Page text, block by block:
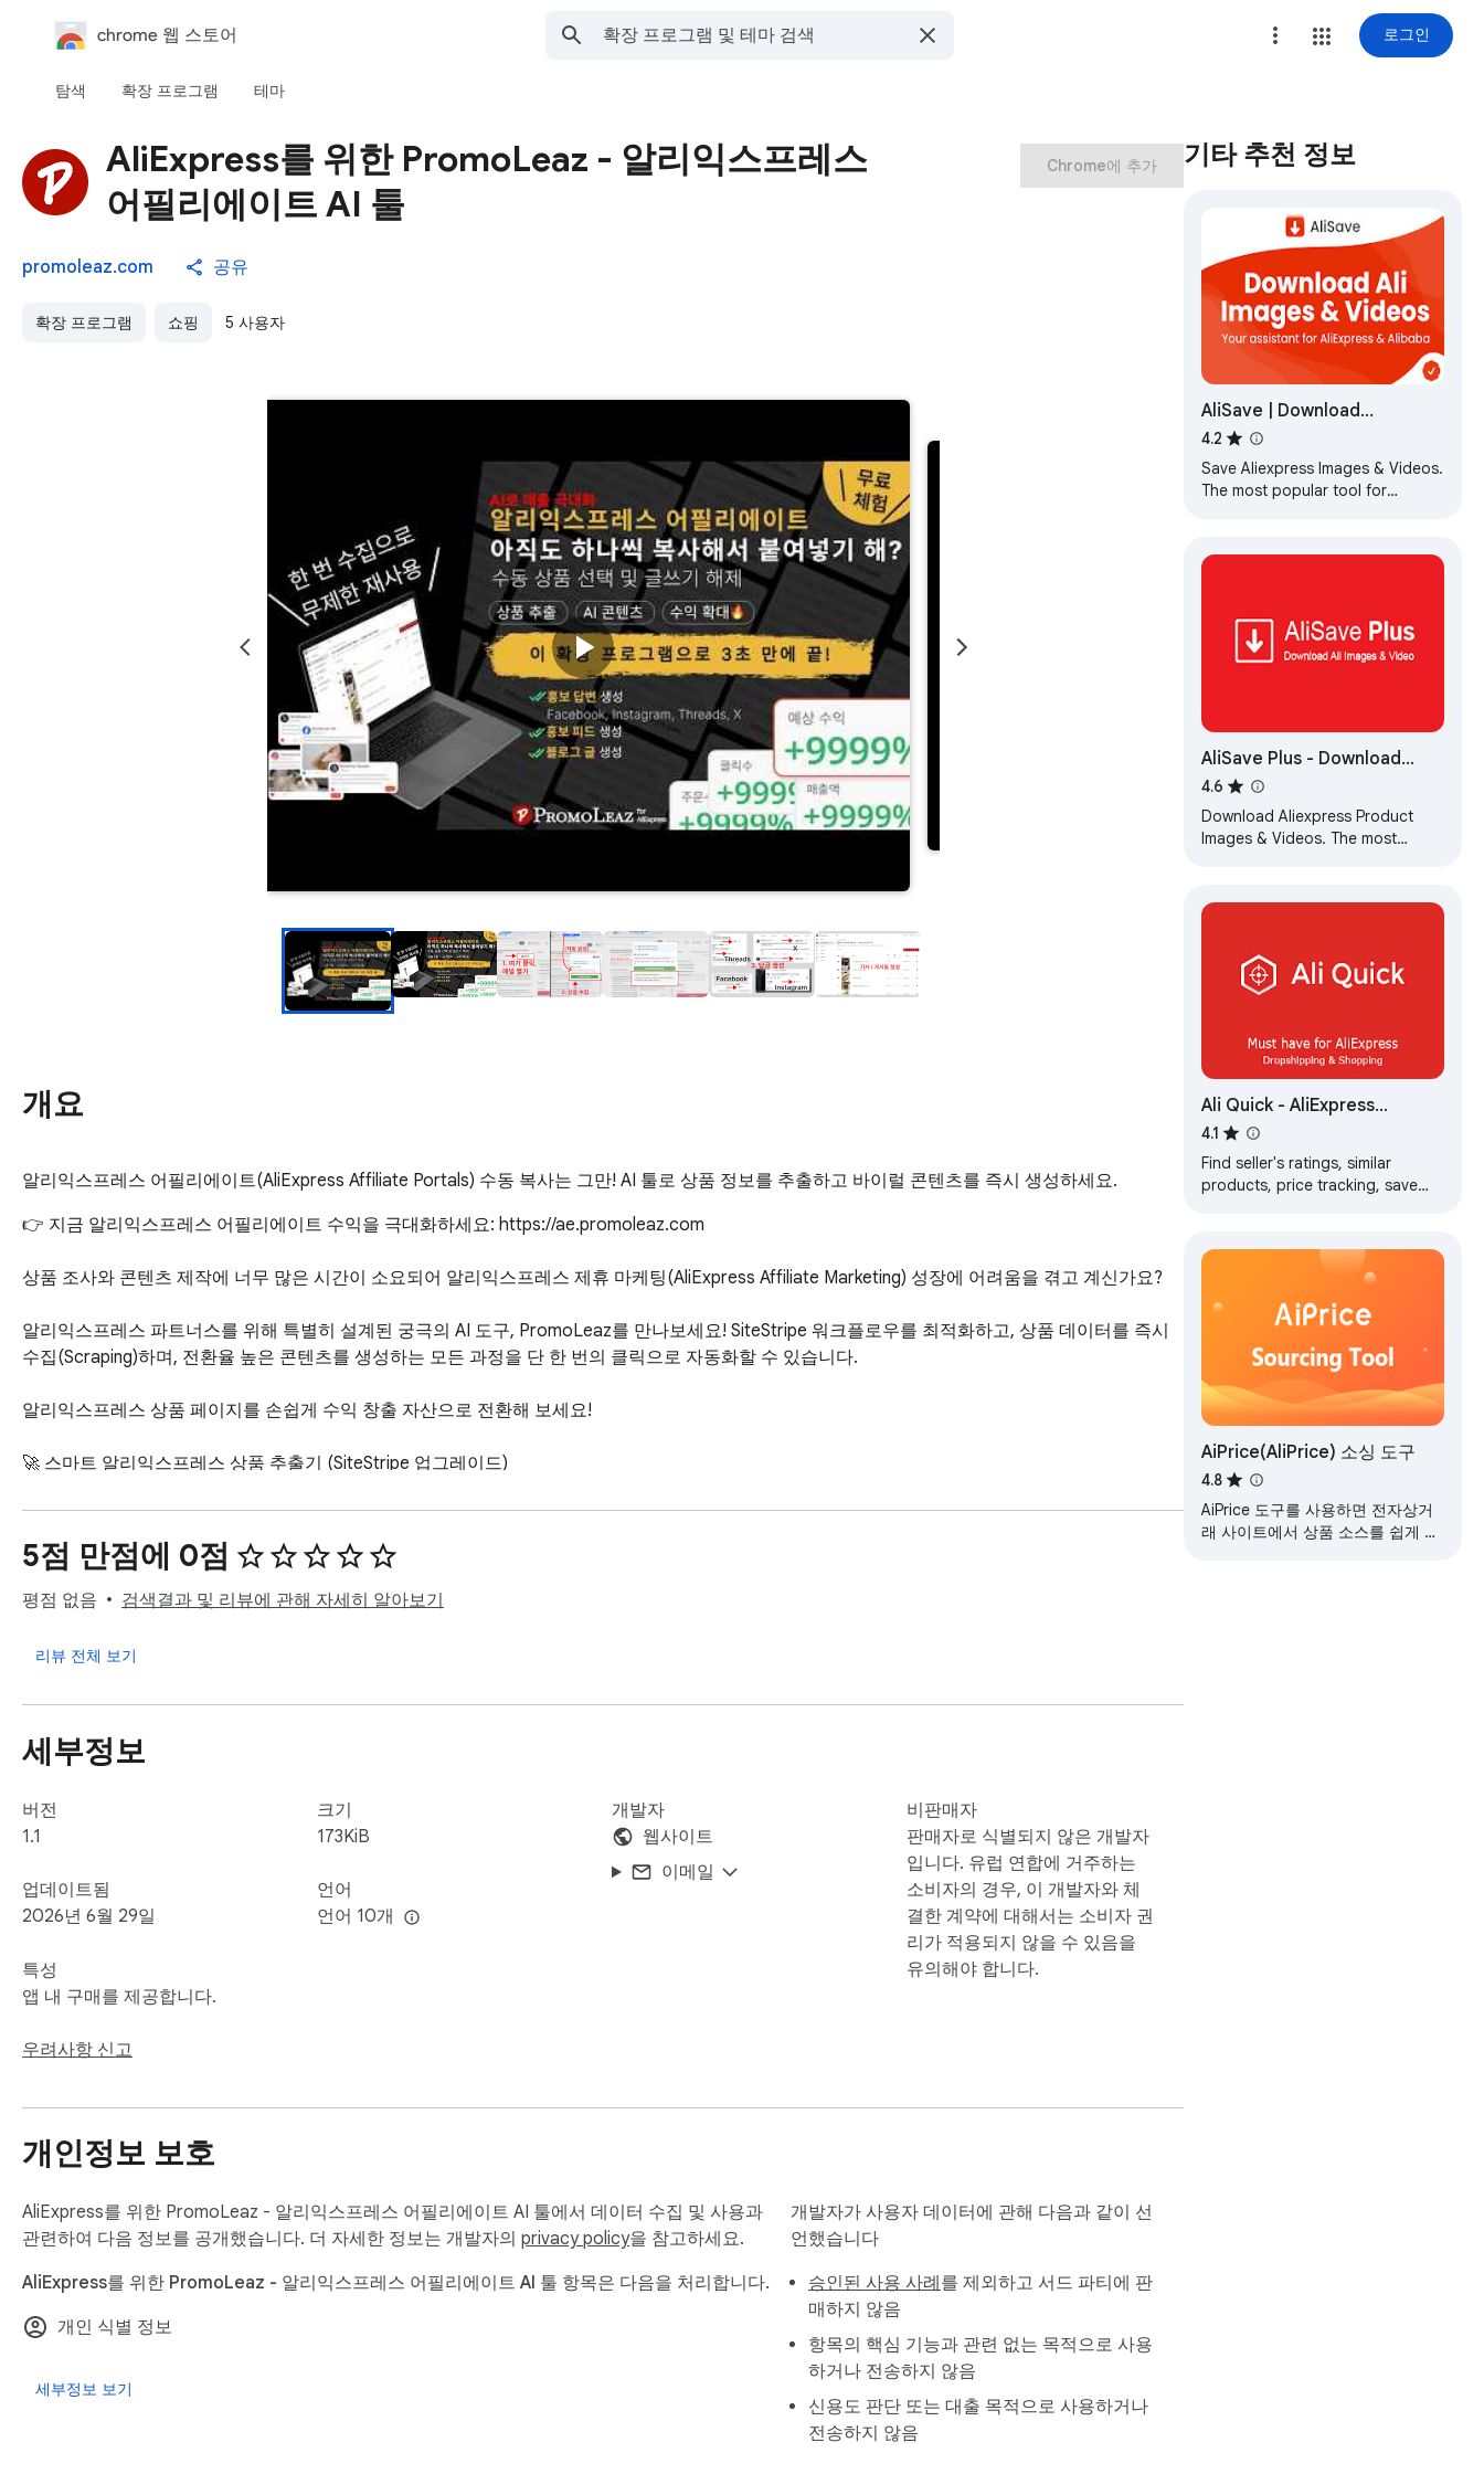
chrome 웹 스토어 로그인
탐색 확장 프로그램 테마
AliExpress를 위한 PromoLeaz - 알리익스프레스
어필리에이트 AI 툴
promoleaz.com 공유
확장 프로그램 쇼핑 5 사용자
Chrome에 추가
개요
알리익스프레스 어필리에이트(AliExpress Affiliate Portals) 수동 복사는 그만! AI 툴로 상품 정보를 추출하고 바이럴 콘텐츠를 즉시 생성하세요.
👉 지금 알리익스프레스 어필리에이트 수익을 극대화하세요: https://ae.promoleaz.com
상품 조사와 콘텐츠 제작에 너무 많은 시간이 소요되어 알리익스프레스 제휴 마케팅(AliExpress Affiliate Marketing) 성장에 어려움을 겪고 계신가요?
알리익스프레스 파트너스를 위해 특별히 설계된 궁극의 AI 도구, PromoLeaz를 만나보세요! SiteStripe 워크플로우를 최적화하고, 상품 데이터를 즉시
수집(Scraping)하며, 전환율 높은 콘텐츠를 생성하는 모든 과정을 단 한 번의 클릭으로 자동화할 수 있습니다.
알리익스프레스 상품 페이지를 손쉽게 수익 창출 자산으로 전환해 보세요!
🚀 스마트 알리익스프레스 상품 추출기 (SiteStripe 업그레이드)
✔️ 풍부한 데이터 수집: 상품 제목, 고해상도 이미지, 상세 설명 및 회원님의 어필리에이트 링크를 자동으로 캡처합니다.
✔️ 수동 복사·붙여넣기 끝: 자신만의 상품 데이터베이스를 구축하여 콘텐츠를 무한으로 재활용하세요.
🤖 알리익스프레스 어필리에이트를 위한 AI 기반 콘텐츠 생성
🔁 한 번의 수집으로 영원한 콘텐츠 제작
✔️ 멀티 버전 출력: 상품 정보를 한 번만 추출하면 제한 없는 크리에이티브 콘텐츠 변형을 만들어낼 수 있습니다.
✔️ 콘텐츠 라이브러리: 시즌별 프로모션을 위해 성과가 좋은 상품 데이터를 체계적으로 정리하고 저장하세요.
🧠 제휴 마케터를 위한 고급 AI 도구
✔️ 이미지 OCR 텍스트 추출: 상품 이미지에서 텍스트와 주요 사양 정보를 즉시 추출합니다.
✔️ 스마트 상품 추천: 장바구니 크기와 커미션을 높여줄 유사한 고마진 상품을 찾아냅니다.
알리익스프레스 어필리에이트 마케터에게 시간은 곧 돈입니다. PromoLeaz는 강력한 상품 스크래퍼(Product Scraper)와 고급 AI 도구를 결합하여, 연
중무휴 24시간 작동하는 AI 가상 비서 역할을 합니다. 이제 수동 조사에 시간을 낭비하지 말고, 지금 바로 트래픽과 수익을 스케일업하세요!
👉 지금 알리익스프레스 어필리에이트 수익을 극대화하세요: https://ae.promoleaz.com
5점 만점에 0점
평점 없음 검색결과 및 리뷰에 관해 자세히 알아보기
리뷰 전체 보기
세부정보
버전
1.1
업데이트됨
2026년 6월 29일
특성
앱 내 구매를 제공합니다.
우려사항 신고
크기
173KiB
언어
언어 10개
개발자
웹사이트
이메일
비판매자
판매자로 식별되지 않은 개발자
입니다. 유럽 연합에 거주하는
소비자의 경우, 이 개발자와 체
결한 계약에 대해서는 소비자 권
리가 적용되지 않을 수 있음을
유의해야 합니다.
개인정보 보호
AliExpress를 위한 PromoLeaz - 알리익스프레스 어필리에이트 AI 툴에서 데이터 수집 및 사용과
관련하여 다음 정보를 공개했습니다. 더 자세한 정보는 개발자의 privacy policy을 참고하세요.
AliExpress를 위한 PromoLeaz - 알리익스프레스 어필리에이트 AI 툴 항목은 다음을 처리합니다.
개인 식별 정보
세부정보 보기
개발자가 사용자 데이터에 관해 다음과 같이 선
언했습니다
승인된 사용 사례 를 제외하고 서드 파티에 판
매하지 않음
항목의 핵심 기능과 관련 없는 목적으로 사용
하거나 전송하지 않음
신용도 판단 또는 대출 목적으로 사용하거나
전송하지 않음
기타 추천 정보
AliSave | Download
AliExpress Images & Videos
4.2
Save Aliexpress Images & Videos.
The most popular tool for
AliSave Plus - Download
AliExpress Images
4.6
Download Aliexpress Product
Images & Videos. The most
Ali Quick - AliExpress
Dropship Tool
4.1
Find seller's ratings, similar
products, price tracking, save
AiPrice(AliPrice) 소싱 도구
4.8
AiPrice 도구를 사용하면 전자상거
래 사이트에서 상품 소스를 쉽게 찾